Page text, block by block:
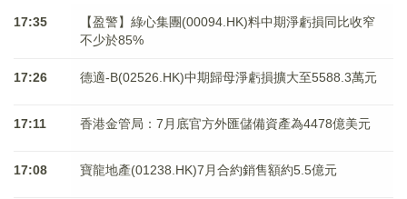
17:35
【盈警】綠心集團(00094.HK)料中期淨虧損同比收窄
不少於85%
17:26 德適-B(02526.HK)中期歸母淨虧損擴大至5588.3萬元
17:11 香港金管局：7月底官方外匯儲備資產為4478億美元
17:08 寶龍地產(01238.HK)7月合約銷售額約5.5億元